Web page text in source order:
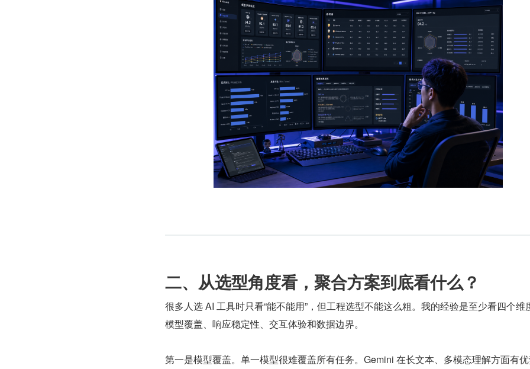
二、从选型角度看，聚合方案到底看什么？
很多人选 AI 工具时只看“能不能用”，但工程选型不能这么粗。我的经验是至少看四个维
模型覆盖、响应稳定性、交互体验和数据边界。
第一是模型覆盖。单一模型很难覆盖所有任务。Gemini 在长文本、多模态理解方面有